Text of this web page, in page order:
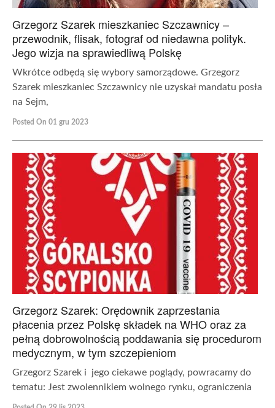
Grzegorz Szarek mieszkaniec Szczawnicy –
przewodnik, flisak, fotograf od niedawna polityk.
Jego wizja na sprawiedliwą Polskę
Wkrótce odbędą się wybory samorządowe. Grzegorz
Szarek mieszkaniec Szczawnicy nie uzyskał mandatu posła
na Sejm,
Posted On 01 gru 2023
Grzegorz Szarek: Orędownik zaprzestania
płacenia przez Polskę składek na WHO oraz za
pełną dobrowolnością poddawania się procedurom
medycznym, w tym szczepieniom
Grzegorz Szarek i jego ciekawe poglądy, powracamy do
tematu: Jest zwolennikiem wolnego rynku, ograniczenia